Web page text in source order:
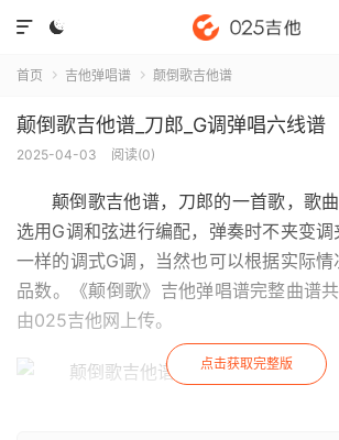


首页  吉他弹唱谱  颠倒歌吉他谱
颠倒歌吉他谱_刀郎_G调弹唱六线谱
2025-04-03 阅读(0)
颠倒歌吉他谱，刀郎的一首歌，歌
选用G调和弦进行编配，弹奏时不夹变
一样的调式G调，当然也可以根据实际
品数。《颠倒歌》吉他弹唱谱完整曲谱
由025吉他网上传。
点击获取完整版